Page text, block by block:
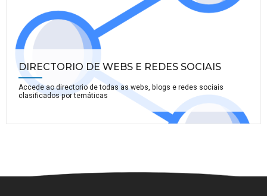
DIRECTORIO DE WEBS E REDES SOCIAIS
Accede ao directorio de todas as webs, blogs e redes sociais
clasificados por temáticas